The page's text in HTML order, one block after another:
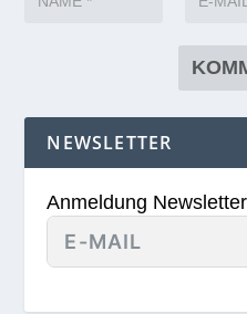
NEWSLETTER
Anmeldung Newsletter